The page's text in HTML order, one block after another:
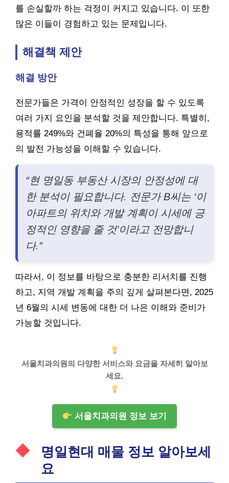
를 손실할까 하는 걱정이 커지고 있습니다. 이 또한
많은 이들이 경험하고 있는 문제입니다.
해결책 제안
해결 방안
전문가들은 가격이 안정적인 성장을 할 수 있도록
여러 가지 요인을 분석할 것을 제안합니다. 특별히,
용적률 249%와 건폐율 20%의 특성을 통해 앞으로
의 발전 가능성을 이해할 수 있습니다.
“현 명일동 부동산 시장의 안정성에 대
한 분석이 필요합니다. 전문가 B씨는 ‘이
아파트의 위치와 개발 계획이 시세에 긍
정적인 영향을 줄 것’이라고 전망합니
다.”
따라서, 이 정보를 바탕으로 충분한 리서치를 진행
하고, 지역 개발 계획을 주의 깊게 살펴본다면, 2025
년 6월의 시세 변동에 대한 더 나은 이해와 준비가
가능할 것입니다.
서울치과의원의 다양한 서비스와 요금을 자세히 알아보
세요.
서울치과의원 정보 보기
명일현대 매물 정보 알아보세
요